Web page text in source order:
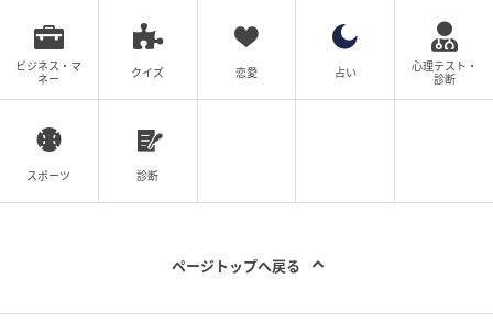
ビジネス・マ
ネー
クイズ 恋愛 占い
心理テスト・
診断
スポーツ 診断
ページトップへ戻る